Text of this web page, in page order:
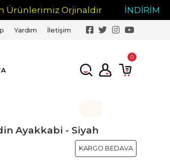
Orjinaldir İNDİRİM
Yardım İletişim
0
Ayakkabi - Siyah
KARGO BEDAVA